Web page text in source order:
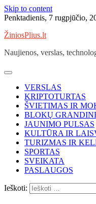
Skip to content
Penktadienis, 7 rugpjūčio,
ŽiniosPlius.lt
Naujienos, verslas,
VERSLAS
KRIPTOTURTAS
ŠVIETIMAS IR
BLOKŲ
JAUNIMO PULSAS
KULTŪRA IR
TURIZMAS IR
SPORTAS
SVEIKATA
PASLAUGOS
Ieškoti: